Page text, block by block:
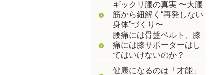
ギックリ腰の真実 〜大腰
筋から紐解く“再発しない
身体”づくり〜
腰痛には骨盤ベルト、膝
痛には膝サポーターはし
てはいけないのか？
健康になるのは「才能」